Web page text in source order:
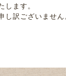
します。
し訳ございません